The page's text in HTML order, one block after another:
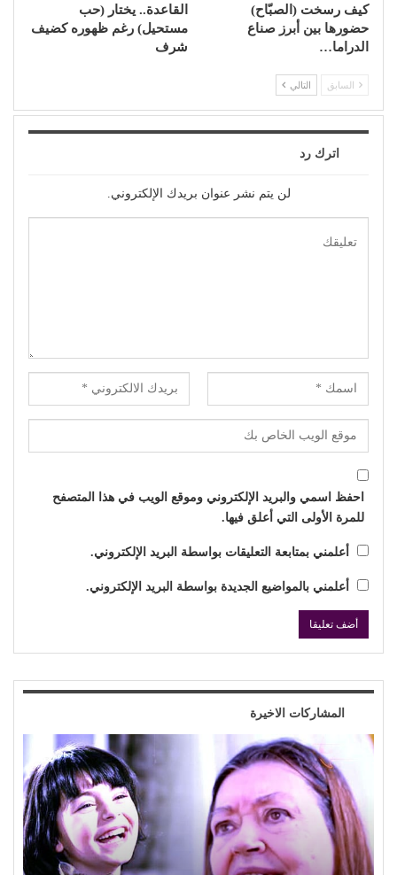
كيف رسخت (الصبّاح)
حضورها بين أبرز صناع
الدراما…
القاعدة.. يختار (حب
مستحيل) رغم ظهوره كضيف
شرف
السابق التالي
اترك رد
لن يتم نشر عنوان بريدك الإلكتروني.
احفظ اسمي والبريد الإلكتروني وموقع الويب في هذا المتصفح
للمرة الأولى التي أعلق فيها.
أعلمني بمتابعة التعليقات بواسطة البريد الإلكتروني.
أعلمني بالمواضيع الجديدة بواسطة البريد الإلكتروني.
المشاركات الاخيرة